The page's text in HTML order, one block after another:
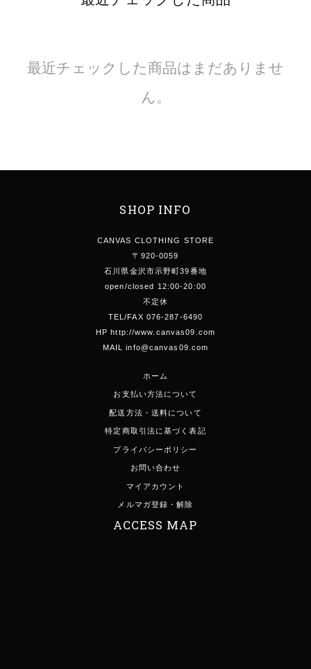
最近チェックした商品はまだありませ
ん。
SHOP INFO
CANVAS CLOTHING STORE
〒920-0059
石川県金沢市示野町39番地
open/closed 12:00-20:00
不定休
TEL/FAX 076-287-6490
HP http://www.canvas09.com
MAIL info@canvas09.com
ホーム
お支払い方法について
配送方法・送料について
特定商取引法に基づく表記
プライバシーポリシー
お問い合わせ
マイアカウント
メルマガ登録・解除
ACCESS MAP